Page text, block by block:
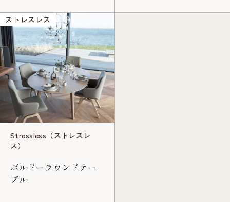
ストレスレス
Stressless（ストレスレ
ス）
ボルドーラウンドテー
ブル